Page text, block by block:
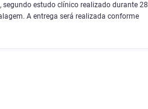
estudo clínico realizado durante 28
A entrega será realizada conforme